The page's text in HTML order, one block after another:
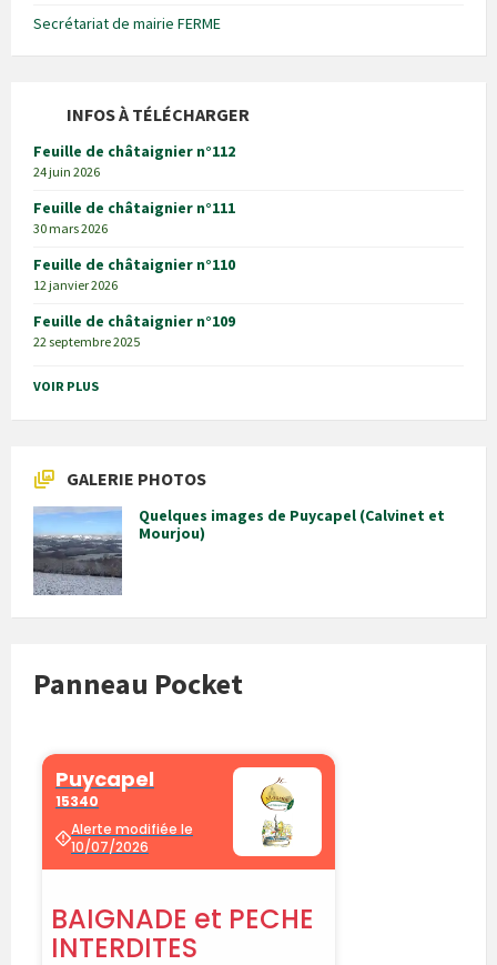
Secrétariat de mairie FERME
INFOS À TÉLÉCHARGER
Feuille de châtaignier n°112
24 juin 2026
Feuille de châtaignier n°111
30 mars 2026
Feuille de châtaignier n°110
12 janvier 2026
Feuille de châtaignier n°109
22 septembre 2025
VOIR PLUS
GALERIE PHOTOS
Quelques images de Puycapel (Calvinet et
Mourjou)
Panneau Pocket